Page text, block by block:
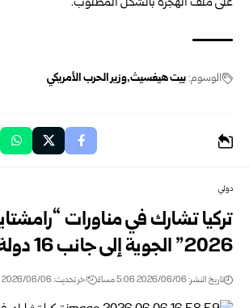
الوسوم:بيت هيغسيث وزير الحرب الأمريكي
دولي
تركيا تشارك في مناورات
2026” الجوية إلى جانب 16 دولة
تاريخ النشر: 2026/06/06 5:06 مساءً اخر تحديث: 2026/06/06 5:06 مساءً